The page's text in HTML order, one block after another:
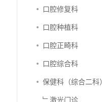
口腔修复科
口腔种植科
口腔正畸科
口腔综合科
保健科（综合二科）
﹂激光门诊